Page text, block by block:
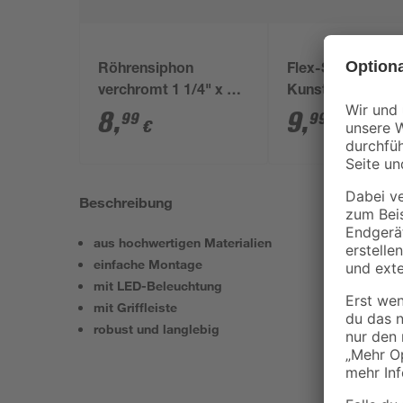
Röhrensiphon
verchromt 1 1/4" x 32
mm
8,99 €
Flex-Siphon
Kunststoff weiß
x 40/50 mm
9,99
Beschreibung
aus hochwertigen Materialien
einfache Montage
mit LED-Beleuchtung
mit Griffleiste
robust und langlebig